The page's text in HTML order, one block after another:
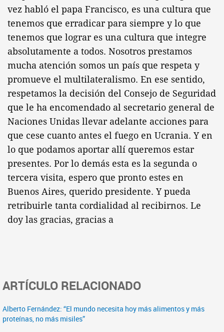
vez habló el papa Francisco, es una cultura que
tenemos que erradicar para siempre y lo que
tenemos que lograr es una cultura que integre
absolutamente a todos. Nosotros prestamos
mucha atención somos un país que respeta y
promueve el multilateralismo. En ese sentido,
respetamos la decisión del Consejo de Seguridad
que le ha encomendado al secretario general de
Naciones Unidas llevar adelante acciones para
que cese cuanto antes el fuego en Ucrania. Y en
lo que podamos aportar allí queremos estar
presentes. Por lo demás esta es la segunda o
tercera visita, espero que pronto estes en
Buenos Aires, querido presidente. Y pueda
retribuirle tanta cordialidad al recibirnos. Le
doy las gracias, gracias a
ARTÍCULO RELACIONADO
Alberto Fernández: “El mundo necesita hoy más alimentos y más
proteínas, no más misiles”